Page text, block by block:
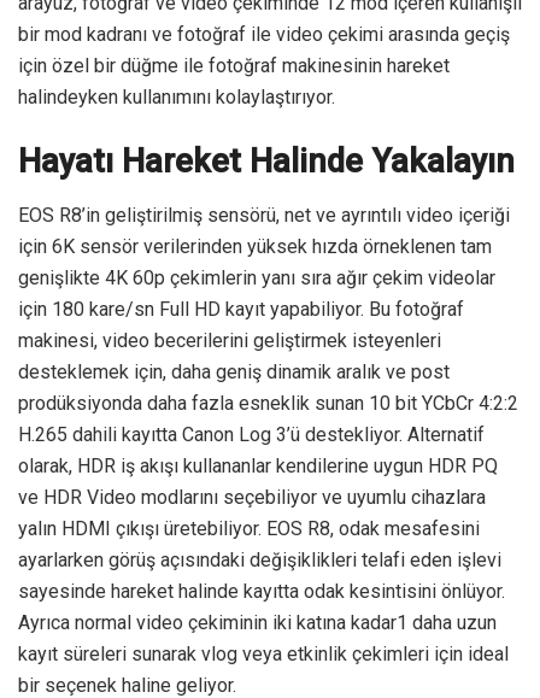
bir mod kadranı ve fotoğraf ile video çekimi arasında geçiş
için özel bir düğme ile fotoğraf makinesinin hareket
halindeyken kullanımını kolaylaştırıyor.
Hayatı Hareket Halinde Yakalayın
EOS R8’in geliştirilmiş sensörü, net ve ayrıntılı video içeriği
için 6K sensör verilerinden yüksek hızda örneklenen tam
genişlikte 4K 60p çekimlerin yanı sıra ağır çekim videolar
için 180 kare/sn Full HD kayıt yapabiliyor. Bu fotoğraf
makinesi, video becerilerini geliştirmek isteyenleri
desteklemek için, daha geniş dinamik aralık ve post
prodüksiyonda daha fazla esneklik sunan 10 bit YCbCr 4:2:2
H.265 dahili kayıtta Canon Log 3’ü destekliyor. Alternatif
olarak, HDR iş akışı kullananlar kendilerine uygun HDR PQ
ve HDR Video modlarını seçebiliyor ve uyumlu cihazlara
yalın HDMI çıkışı üretebiliyor. EOS R8, odak mesafesini
ayarlarken görüş açısındaki değişiklikleri telafi eden işlevi
sayesinde hareket halinde kayıtta odak kesintisini önlüyor.
Ayrıca normal video çekiminin iki katına kadar1 daha uzun
kayıt süreleri sunarak vlog veya etkinlik çekimleri için ideal
bir seçenek haline geliyor.